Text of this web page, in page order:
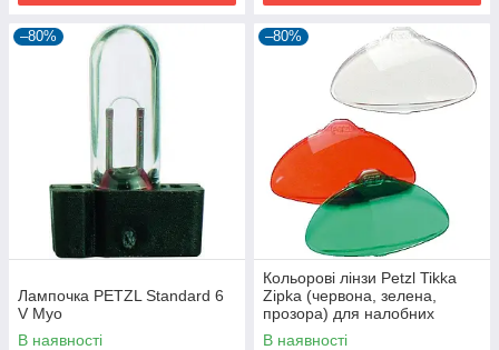
–80%
Лампочка PETZL Standard 6
V Myo
В наявності
–80%
Кольорові лінзи Petzl Tikka
Zipka (червона, зелена,
прозора) для налобних
ліхтарів
В наявності